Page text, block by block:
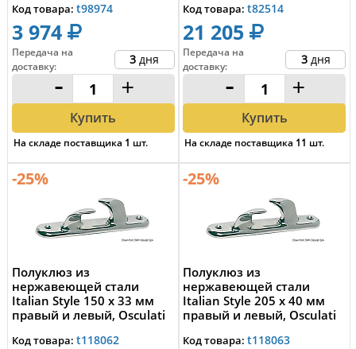
Код товара: t98974
3 974
Передача на
доставку: 3 дня
- +
Купить
На складе поставщика 1 шт.
Код товара: t82514
21 205
Передача на
доставку: 3 дня
- +
Купить
На складе поставщика 11 шт.
-25%
Полуклюз из
нержавеющей стали
Italian Style 150 x 33 мм
правый и левый, Osculati
Код товара: t118062
-25%
Полуклюз из
нержавеющей стали
Italian Style 205 x 40 мм
правый и левый, Osculati
Код товара: t118063